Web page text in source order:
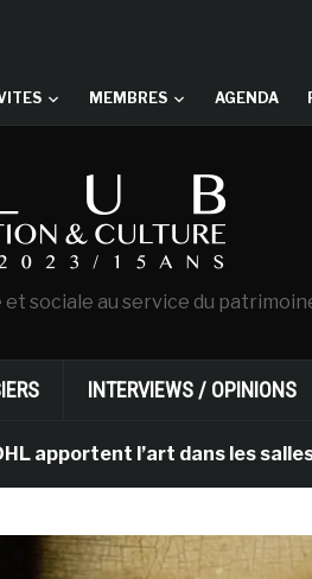
MEMBRES AGENDA
sociale au service du
INTERVIEWS / OPINIONS
l’art dans les salles de